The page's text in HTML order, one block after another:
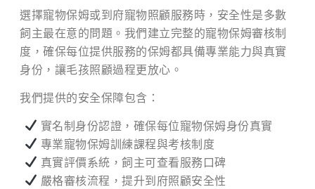
選擇寵物保姆或到府寵物照顧服務時，安全性是多數
飼主最在意的問題。我們建立完整的寵物保姆審核制
度，確保每位提供服務的保姆都具備專業能力與真實
身份，讓毛孩照顧過程更放心。
我們提供的安全保障包含：
實名制身份認證，確保每位寵物保姆身份真實
專業寵物保姆訓練課程與考核制度
真實評價系統，飼主可查看服務口碑
嚴格審核流程，提升到府照顧安全性